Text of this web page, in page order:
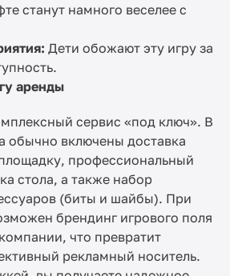
станут намного веселее с
Дети обожают эту игру за
аренды
сервис «под ключ». В
обычно включены доставка
профессиональный
стола, а также набор
(биты и шайбы). При
брендинг игрового поля
что превратит
рекламный носитель.